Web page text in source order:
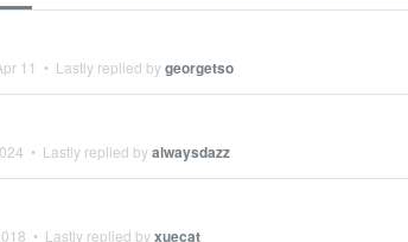
11 • Lastly replied bygeorgetso
• Lastly replied byalwaysdazz
• Lastly replied byxuecat